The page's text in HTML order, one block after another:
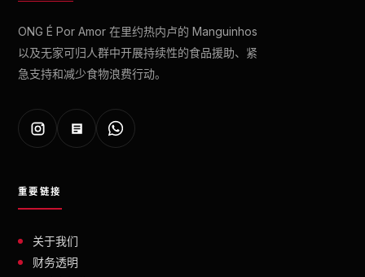
ONG É Por Amor 在里约热内卢的 Manguinhos
以及无家可归人群中开展持续性的食品援助、紧
急支持和减少食物浪费行动。
重要链接
关于我们
财务透明